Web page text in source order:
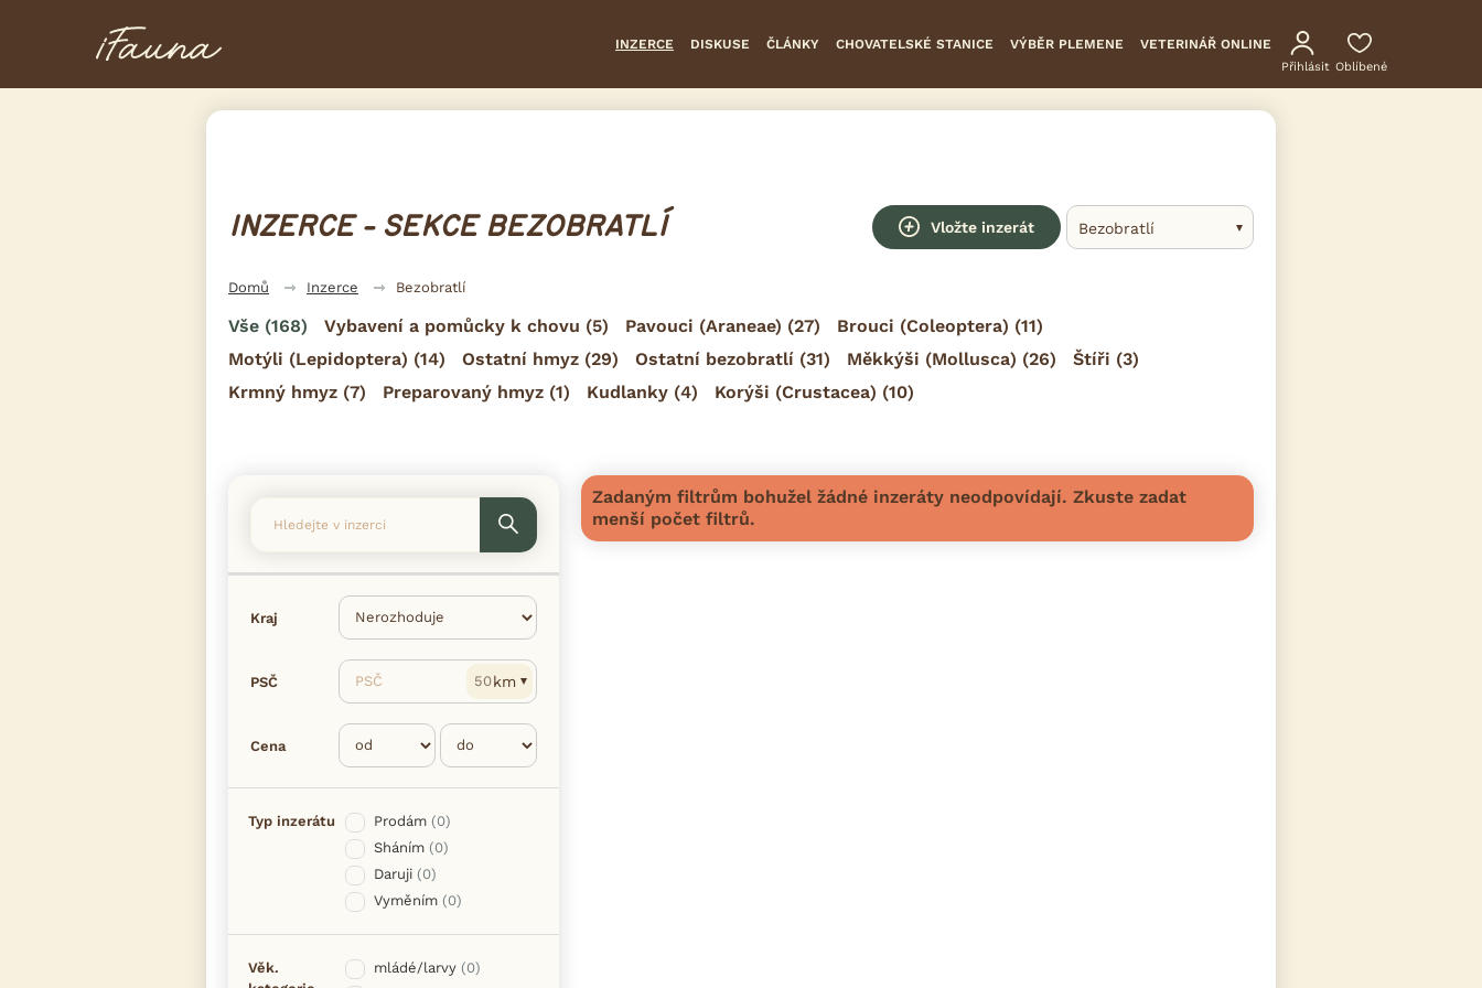
INZERCE DISKUSE ČLÁNKY CHOVATELSKÉ STANICE VÝBĚR PLEMENE VETERINÁŘ ONLINE
Přihlásit Oblíbené
INZERCE - SEKCE BEZOBRATLÍ Vložte inzerát Bezobratlí
Domů Inzerce Bezobratlí
Vše (168) Vybavení a pomůcky k chovu (5) Pavouci (Araneae) (27) Brouci (Coleoptera) (11)
Motýli (Lepidoptera) (14) Ostatní hmyz (29) Ostatní bezobratlí (31) Měkkýši (Mollusca) (26) Štíři (3)
Krmný hmyz (7) Preparovaný hmyz (1) Kudlanky (4) Korýši (Crustacea) (10)
Kraj
PSČ PSČ km
Cena
Typ inzerátu Prodám (0)
Sháním (0)
Daruji (0)
Vyměním (0)
Věk.
mládé/larvy (0)
Zadaným filtrům bohužel žádné inzeráty neodpovídají. Zkuste zadat
menší počet filtrů.